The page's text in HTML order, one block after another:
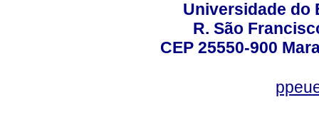
Universidade do
R. São
CEP 25550-900